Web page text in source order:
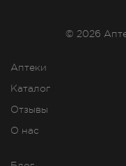
Аптеки
Каталог
Отзывы
О нас
© 2026